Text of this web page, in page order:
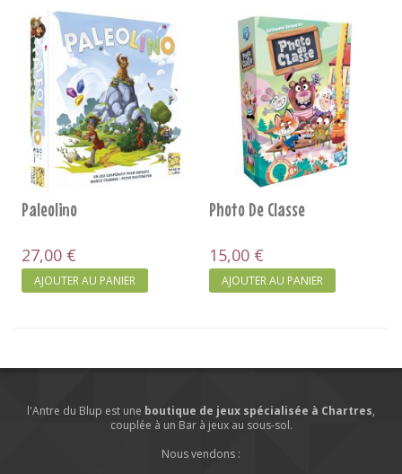
Paleolino
27,00 €
AJOUTER AU PANIER
Photo De Classe
15,00 €
AJOUTER AU PANIER
l'Antre du Blup est une boutique de jeux spécialisée à Chartres,
couplée à un Bar à jeux au sous-sol.
Nous vendons :